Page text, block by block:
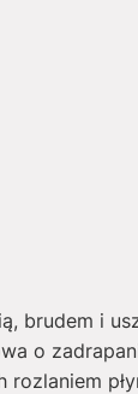
brudem i
o